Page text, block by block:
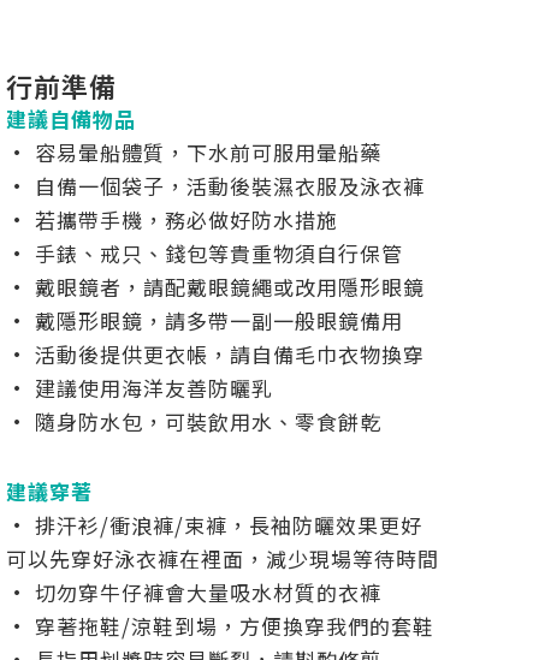
行前準備
建議自備物品
• 容易暈船體質，下水前可服用暈船藥
• 自備一個袋子，活動後裝濕衣服及泳衣褲
• 若攜帶手機，務必做好防水措施
• 手錶、戒只、錢包等貴重物須自行保管
• 戴眼鏡者，請配戴眼鏡繩或改用隱形眼鏡
• 戴隱形眼鏡，請多帶一副一般眼鏡備用
• 活動後提供更衣帳，請自備毛巾衣物換穿
• 建議使用海洋友善防曬乳
• 隨身防水包，可裝飲用水、零食餅乾
建議穿著
• 排汗衫/衝浪褲/束褲，長袖防曬效果更好
可以先穿好泳衣褲在裡面，減少現場等待時間
• 切勿穿牛仔褲會大量吸水材質的衣褲
• 穿著拖鞋/涼鞋到場，方便換穿我們的套鞋